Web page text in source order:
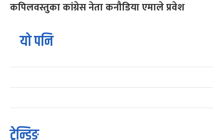
कपिलवस्तुका कांग्रेस नेता कनौडिया एमाले प्रवेश
यो पनि
ट्रेन्डिङ